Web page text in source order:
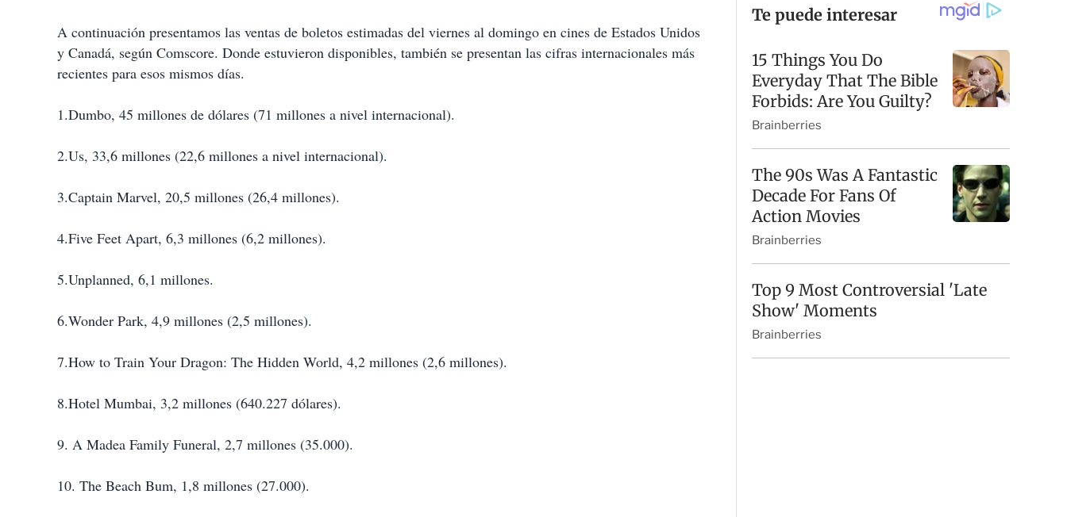
A continuación presentamos las ventas de boletos estimadas del viernes al domingo en cines de Estados Unidos
y Canadá, según Comscore. Donde estuvieron disponibles, también se presentan las cifras internacionales más
recientes para esos mismos días.
1.Dumbo, 45 millones de dólares (71 millones a nivel internacional).
2.Us, 33,6 millones (22,6 millones a nivel internacional).
3.Captain Marvel, 20,5 millones (26,4 millones).
4.Five Feet Apart, 6,3 millones (6,2 millones).
5.Unplanned, 6,1 millones.
6.Wonder Park, 4,9 millones (2,5 millones).
7.How to Train Your Dragon: The Hidden World, 4,2 millones (2,6 millones).
8.Hotel Mumbai, 3,2 millones (640.227 dólares).
9. A Madea Family Funeral, 2,7 millones (35.000).
10. The Beach Bum, 1,8 millones (27.000).